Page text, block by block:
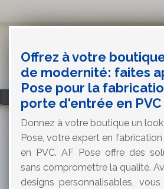
Offrez à votre
de modernité: faites
Pose pour la
porte d'entrée en
Donnez à votre boutique un
Pose, votre expert en
en PVC. AF Pose offre des
sans compromettre la qualité.
designs personnalisables,